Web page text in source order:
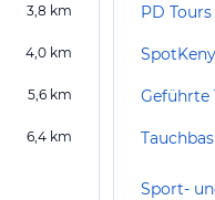
3,8 km
4,0 km
5,6 km
6,4 km
PD
Sport-